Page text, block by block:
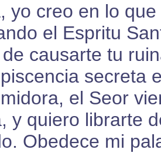
yo creo en lo
el Espritu
causarte tu
secreta
el Seor
y quiero librarte
Obedece mi